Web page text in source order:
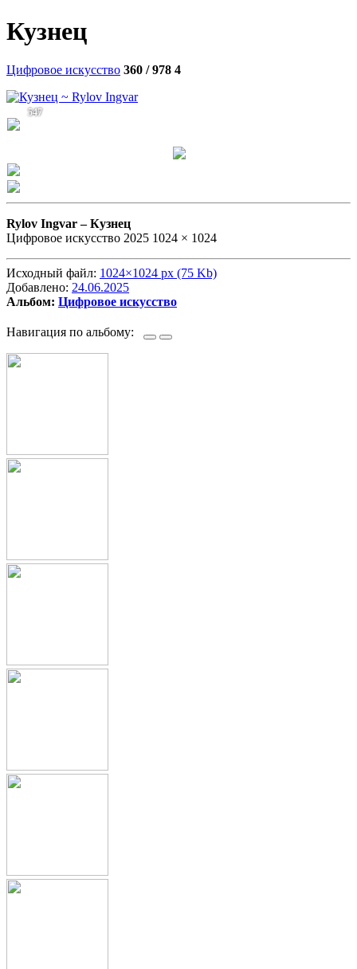
Кузнец
Цифровое искусство 360 / 978 4
547
Rylov Ingvar –Кузнец
Цифровое искусство 2025 1024 × 1024
Исходный файл: 1024×1024 px (75 Kb)
Добавлено: 24.06.2025
Альбом: Цифровое искусство
Навигация по альбому: